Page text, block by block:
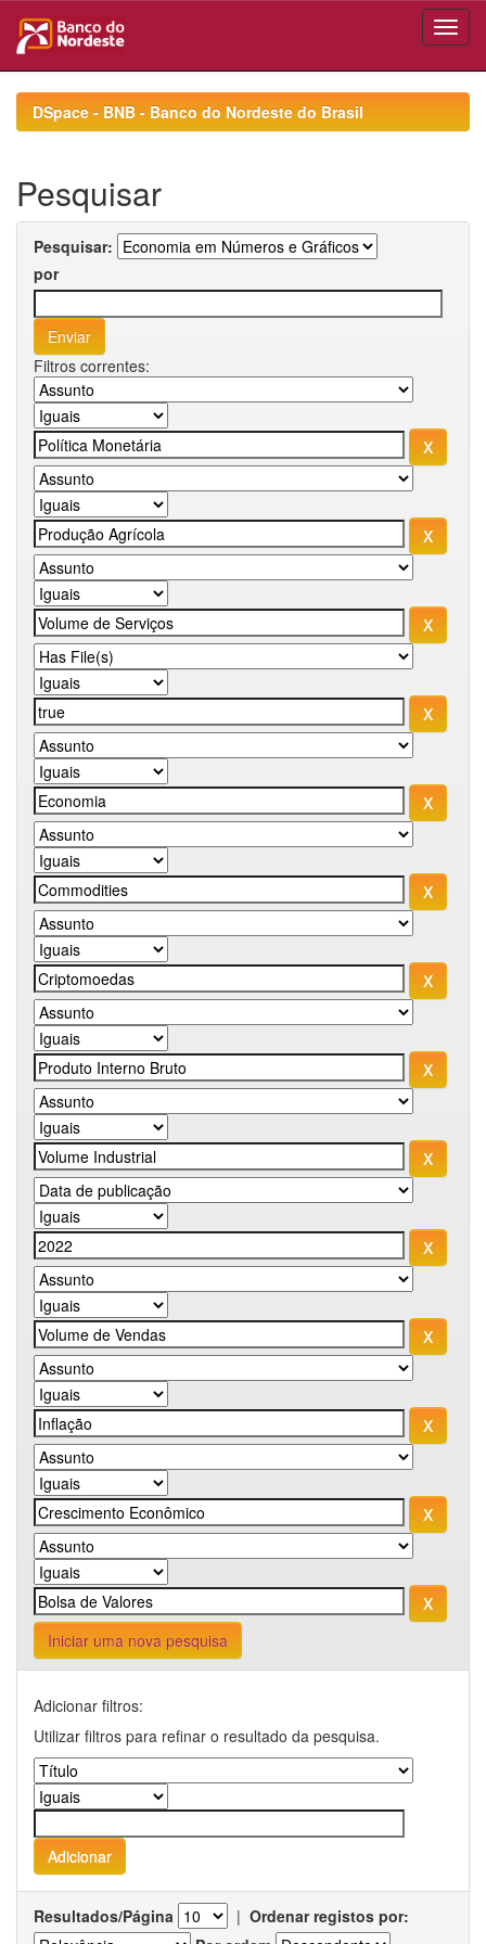
navigationDSpace - BNB - Banco do Nordeste do Brasil
Pesquisar
Pesquisar:
por
Filtros correntes:
Iniciar uma nova pesquisa
Adicionar filtros:
Utilizar filtros para refinar o resultado da pesquisa.
Resultados/Página | Ordenar registos por: